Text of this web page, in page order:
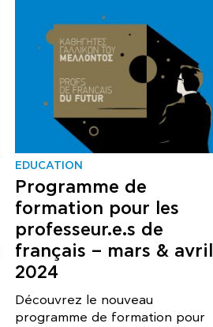
EDUCATION
Programme de
formation pour les
professeur.e.s de
français – mars & avril
2024
Découvrez le nouveau
programme de formation pour